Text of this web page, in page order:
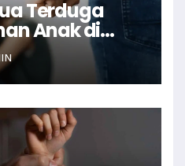
Terduga
Anak di
Polisi